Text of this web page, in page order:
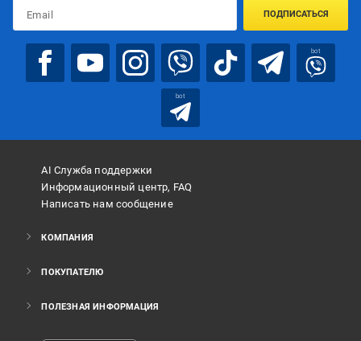
ПОДПИСАТЬСЯ
bot
bot
AI Служба поддержки
Информационный центр, FAQ
Написать нам сообщение
КОМПАНИЯ
ПОКУПАТЕЛЮ
ПОЛЕЗНАЯ ИНФОРМАЦИЯ